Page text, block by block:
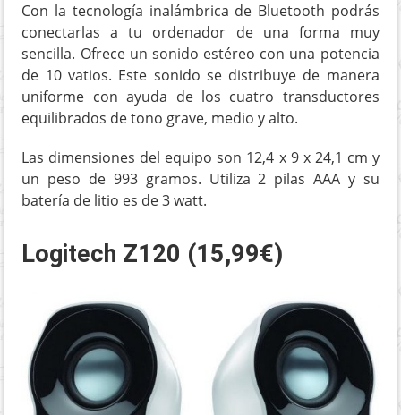
Con la tecnología inalámbrica de Bluetooth podrás
conectarlas a tu ordenador de una forma muy
sencilla. Ofrece un sonido estéreo con una potencia
de 10 vatios. Este sonido se distribuye de manera
uniforme con ayuda de los cuatro transductores
equilibrados de tono grave, medio y alto.
Las dimensiones del equipo son 12,4 x 9 x 24,1 cm y
un peso de 993 gramos. Utiliza 2 pilas AAA y su
batería de litio es de 3 watt.
Logitech Z120 (15,99€)